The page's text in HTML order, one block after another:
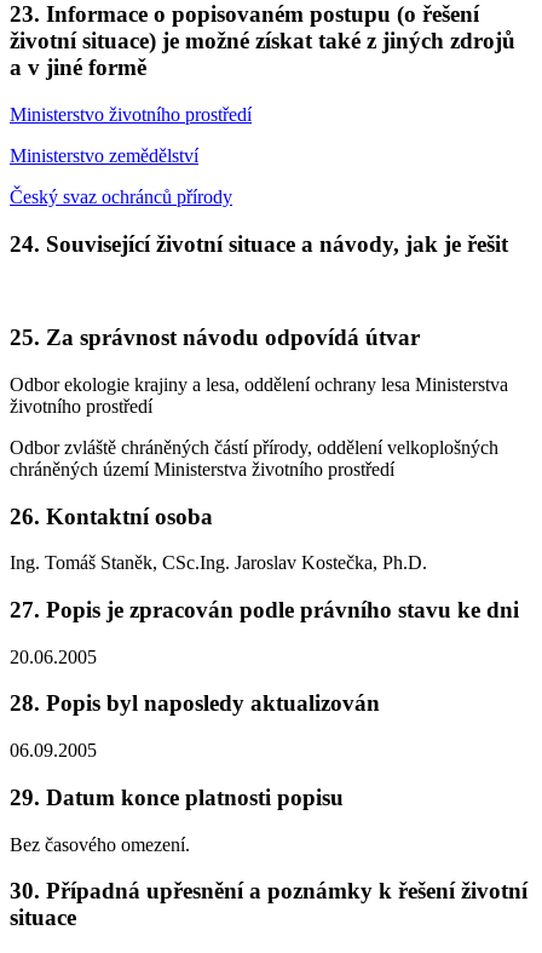
23. Informace o popisovaném postupu (o řešení
životní situace) je možné získat také z jiných zdrojů
a v jiné formě
Ministerstvo životního prostředí
Ministerstvo zemědělství
Český svaz ochránců přírody
24. Související životní situace a návody, jak je řešit
25. Za správnost návodu odpovídá útvar
Odbor ekologie krajiny a lesa, oddělení ochrany lesa Ministerstva
životního prostředí
Odbor zvláště chráněných částí přírody, oddělení velkoplošných
chráněných území Ministerstva životního prostředí
26. Kontaktní osoba
Ing. Tomáš Staněk, CSc.Ing. Jaroslav Kostečka, Ph.D.
27. Popis je zpracován podle právního stavu ke dni
20.06.2005
28. Popis byl naposledy aktualizován
06.09.2005
29. Datum konce platnosti popisu
Bez časového omezení.
30. Případná upřesnění a poznámky k řešení životní
situace